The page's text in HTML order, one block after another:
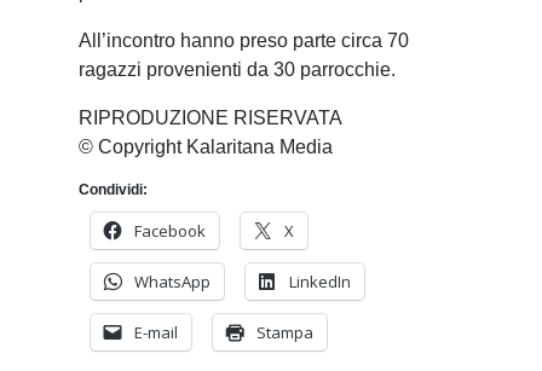
All’incontro hanno preso parte circa 70
ragazzi provenienti da 30 parrocchie.
RIPRODUZIONE RISERVATA
© Copyright Kalaritana Media
Condividi:
Facebook X
WhatsApp LinkedIn
E-mail Stampa